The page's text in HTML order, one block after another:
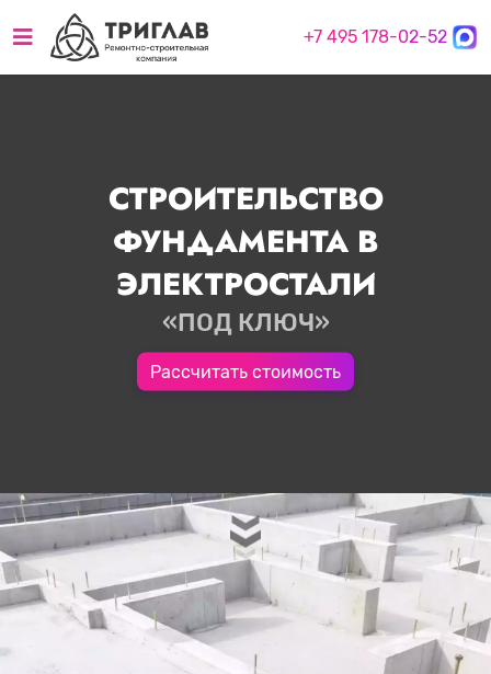
+7 495 178-02-52
СТРОИТЕЛЬСТВО
ФУНДАМЕНТА В
ЭЛЕКТРОСТАЛИ
«ПОД КЛЮЧ»
Рассчитать стоимость